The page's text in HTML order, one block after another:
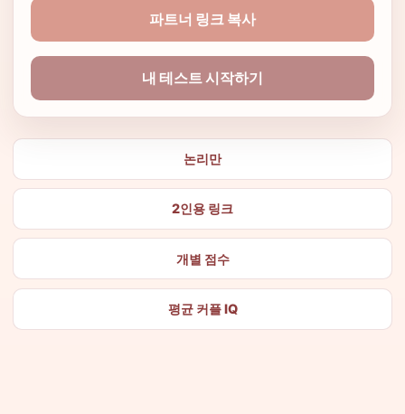
파트너 링크 복사
내 테스트 시작하기
논리만
2인용 링크
개별 점수
평균 커플 IQ